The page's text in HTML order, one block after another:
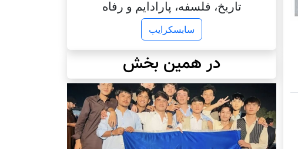
تاریخ، فلسفه، پارادایم و رفاه
سابسکرایب
در همین بخش